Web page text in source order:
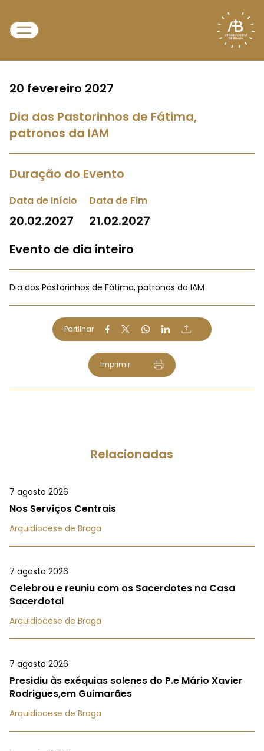
20 fevereiro 2027
Dia dos Pastorinhos de Fátima,
patronos da IAM
Duração do Evento
Data de Início
20.02.2027
Data de Fim
21.02.2027
Evento de dia inteiro
Dia dos Pastorinhos de Fátima, patronos da IAM
Partilhar
Imprimir
Relacionadas
7 agosto 2026
Nos Serviços Centrais
Arquidiocese de Braga
7 agosto 2026
Celebrou e reuniu com os Sacerdotes na Casa
Sacerdotal
Arquidiocese de Braga
7 agosto 2026
Presidiu às exéquias solenes do P.e Mário Xavier
Rodrigues,em Guimarães
Arquidiocese de Braga